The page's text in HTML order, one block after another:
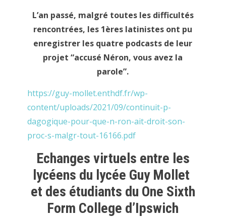
L’an passé, malgré toutes les difficultés
rencontrées, les 1ères latinistes ont pu
enregistrer les quatre podcasts de leur
projet “accusé Néron, vous avez la
parole”.
https://guy-mollet.enthdf.fr/wp-
content/uploads/2021/09/continuit-p-
dagogique-pour-que-n-ron-ait-droit-son-
proc-s-malgr-tout-16166.pdf
Echanges virtuels entre les
lycéens du lycée Guy Mollet
et des étudiants du One Sixth
Form College d’Ipswich